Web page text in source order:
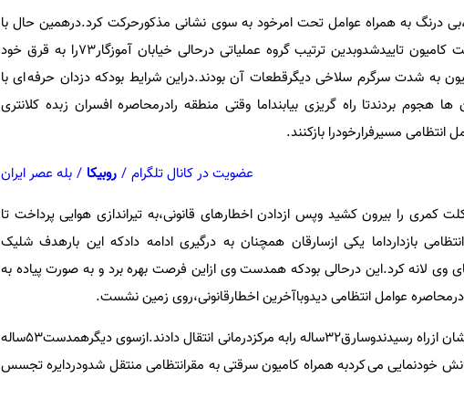
درنگ به همراه عوامل تحت امرخود به سوی نشانی مذکورحرکت کرد.درهمین حال با
استعلام ازمرکزفرماندهی پلیس نیز،سرقت کامیون تاییدشدوبدین ترتیب گروه عملیاتی درحالی خیابان آموزگار۷۳را به قرق خود
باتری کامیون به شدت سرگرم سلاخی دیگرقطعات آن بودند.دراین شرایط بودکه دزدان حرفه ای با
بردندتا راه گریزی بیابنداما وقتی منطقه رادرمحاصره افسران زبده کلانتری
مسیرفرارخودرا بازکنند.
عضویت در کانال تلگرام / روبیکا / بله عصر ایران
را بیرون کشید وپس ازدادن اخطارهای قانونی،به تیراندازی هوایی پرداخت تا
بازدارداما یکی ازسارقان همچنان به درگیری ادامه دادکه این بارهدف شلیک
وی لانه کرد.این درحالی بودکه همدست وی ازاین فرصت بهره برد و به صورت پیاده به
عوامل انتظامی دیدوباآخرین اخطارقانونی،روی زمین نشست.
طولی نکشیدکه امدادگران اورژانس آژیرکشان ازراه رسیدندوسارق۳۲ساله رابه مرکزدرمانی انتقال دادند.ازسوی دیگرهمدست۵۳ساله
خودنمایی می کردبه همراه کامیون سرقتی به مقرانتظامی منتقل شدودردایره تجسس